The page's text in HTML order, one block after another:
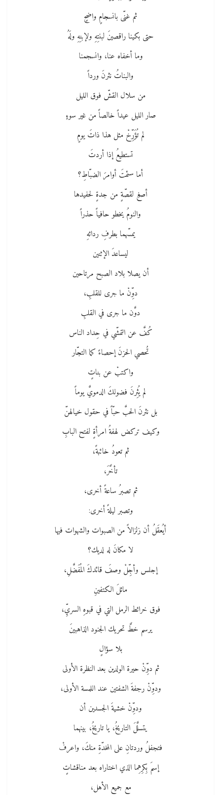
ثم غنّى بانسجامٍ واضحٍ
حتى بكينا راقصينَ لبنتِهِ ولإبنِهِ ولَهُ
وما أخفاه عنا، وانسجمنا
والبناتُ نثرنَ ورداً
من سلال القشّ فوق الليل
صار الليل عيداً خالصاً من غير سوءٍ
لم تُؤَرِّخْ مثل هذا ذاتَ يومٍ
تستطيعُ إذا أردتَ
أما سئمتَ أوامرَ الضبّاطِ؟
أصغِ لقصّةٍ من جدةٍ لحفيدها
والنومُ يخطو حافياً حذراً
يمسّهما بطرفِ ردائهِ
ليساعدَ الإثنين
أن يصلا بلاد الصبح مرتاحين
دوِّنْ ما جرى للقلبِ،
دوَّن ما جرى في القلبِ
كُفَّ عن التمشّي في حِداد الناس
تُحصي الحزنَ إحصاءً كما التجّار
واكتبْ عن بناتٍ
لم يُثِرنَ فضولكَ الدمويَّ يوماً
بل نثرنَ الحبَّ حبّاً في حقول خيالهنّ
وكيف تركض لهفةُ امرأةٍ لفتح البابِ
ثم تعودُ خائبةً،
تأخَّرَ،
ثم تصبرُ ساعةً أخرى،
وتصبر ليلةً أخرى:
أيُعقَلُ أن زلزالاً من الصبوات والشهوات فيها
لا مكانَ له لديك؟
إجلس وأجِّلْ وصفَ قائدكَ المُفَضَّلِ،
مائلَ الكتفينِ
فوق خرائط الرمل التي في قبوهِ السريِّ،
يرسم خطَّ تحريك الجنود الذاهبينَ
بلا سؤالٍ
ثم دوِّنْ حيرة الولدين بعد النظرة الأولى
ودوِّنْ رجفةَ الشفتين عند اللمسة الأولى،
ودوِّنْ خشيةَ الجسدين أن
يتسلَّلَ التاريخُ، يا تاريخُ، بينهما
فتجفلُ وردتانِ على المخدّةِ منكَ، واعرفْ
إسمَ بِكرِهِما الذي اختاراه بعد مناقشاتٍ
مع جميع الأهل،